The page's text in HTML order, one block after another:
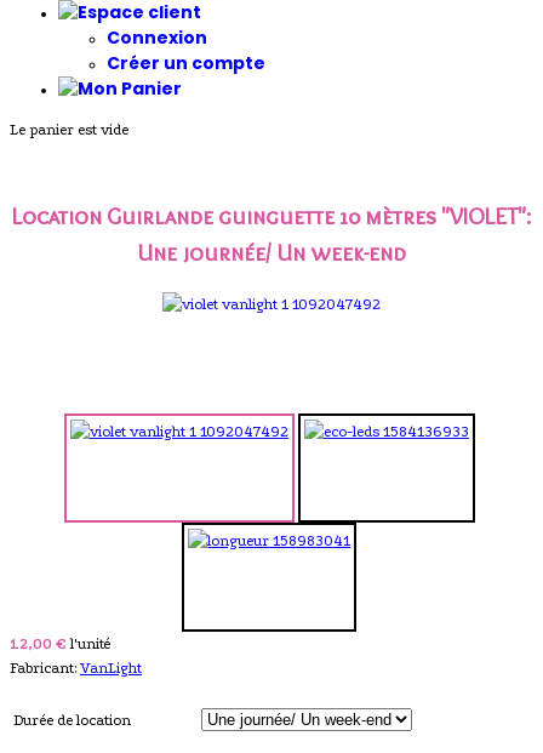
Connexion
Créer un compte
Le panier est vide
Location Guirlande guinguette 10 mètres "VIOLET":
Une journée/ Un week-end
12,00 € l'unité
Fabricant: VanLight
Durée de location